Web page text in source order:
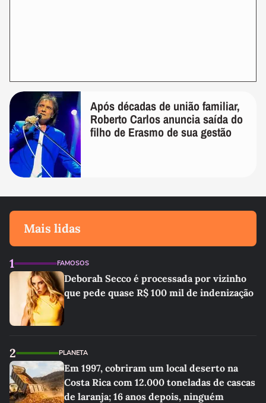
Após décadas de união familiar,
Roberto Carlos anuncia saída do
filho de Erasmo de sua gestão
Mais lidas
1 FAMOSOS
Deborah Secco é processada por vizinho
que pede quase R$ 100 mil de indenização
2 PLANETA
Em 1997, cobriram um local deserto na
Costa Rica com 12.000 toneladas de cascas
de laranja; 16 anos depois, ninguém